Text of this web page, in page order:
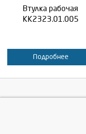
Втулка рабочая
КК2323.01.005
Подробнее
Отмена